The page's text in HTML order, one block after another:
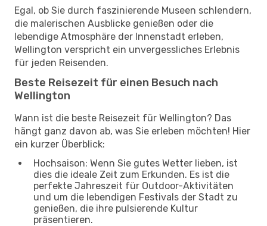
Egal, ob Sie durch faszinierende Museen schlendern,
die malerischen Ausblicke genießen oder die
lebendige Atmosphäre der Innenstadt erleben,
Wellington verspricht ein unvergessliches Erlebnis
für jeden Reisenden.
Beste Reisezeit für einen Besuch nach
Wellington
Wann ist die beste Reisezeit für Wellington? Das
hängt ganz davon ab, was Sie erleben möchten! Hier
ein kurzer Überblick:
Hochsaison: Wenn Sie gutes Wetter lieben, ist
dies die ideale Zeit zum Erkunden. Es ist die
perfekte Jahreszeit für Outdoor-Aktivitäten
und um die lebendigen Festivals der Stadt zu
genießen, die ihre pulsierende Kultur
präsentieren.